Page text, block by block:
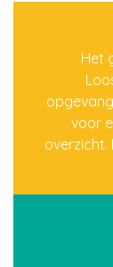
Het
voor
overzicht.